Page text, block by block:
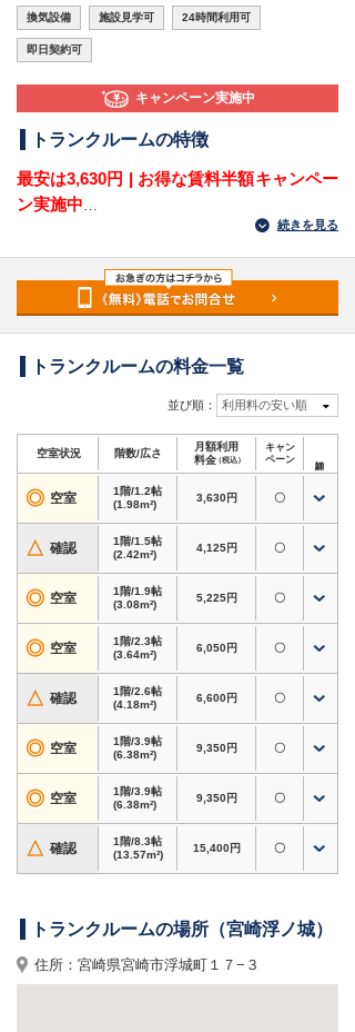
換気設備 施設見学可 24時間利用可
即日契約可
キャンペーン実施中
トランクルームの特徴
最安は3,630円 | お得な賃料半額キャンペー
ン実施中
です。JR日豊本線「宮崎神宮駅」から車で約4
分、お菓子の日髙 浮ノ城店の近くにあり、浮城
町・神宮東・柳丸町・江平方面から荷物を運びや
すい立地です。宮崎市浮城町周辺で、車で出し入
れできる収納場所をお探しの方に適しています。
住宅地や生活道路が広がる浮城町では、衣類や季
保管したいニーズがあります。バイク専用コンテ
ナもあるため、荷物の整理だけでなく、バイクの
置き場所にお困りの方にもおすすめのトランクル
ーム・レンタル倉庫・貸し倉庫です。
対応用途・設備
バイク専用タイプあり
安な方、バイクの置き場所にお困りの方にもおす
すめ
・衣類・季節用品・家電・趣味道具など、自宅の
収納スペース確保に
・書類・資材・在庫商品など、個人〜法人利用ま
・24時間365日利用可、短期利用OK
ホームページからのお申込みで初期費用3,000円
割引！
賃料半額キャンペーン対象タイプもございます。
内覧やサイズのご相談もお気軽にどうぞ。
レンタル倉庫・貸し倉庫をお探しなら、
ドッと
あ〜るコンテナ 宮崎浮ノ城へ！
続きを見る
トランクルームの料金一覧
並び順： 利用料の安い順
空室状況 階数/広さ
月額利用
料金（税込）
キャン
ペーン
◎ 空室
1階/1.2帖
(1.98m²)
3,630円 〇
△ 確認
1階/1.5帖
(2.42m²)
4,125円 〇
◎ 空室
1階/1.9帖
(3.08m²)
5,225円 〇
◎ 空室
1階/2.3帖
(3.64m²)
6,050円 〇
△ 確認
1階/2.6帖
(4.18m²)
6,600円 〇
◎ 空室
1階/3.9帖
(6.38m²)
9,350円 〇
◎ 空室
1階/3.9帖
(6.38m²)
9,350円 〇
△ 確認
1階/8.3帖
(13.57m²)
15,400円 〇
トランクルームの場所（宮崎浮ノ城）
住所：宮崎県宮崎市浮城町１７−３